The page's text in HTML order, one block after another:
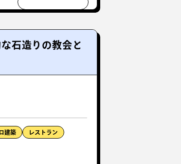
石造りの教会と
建築 レストラン